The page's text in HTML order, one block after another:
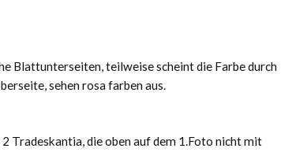
Blattunterseiten, teilweise scheint die Farbe durch
sehen rosa farben aus.
Tradeskantia, die oben auf dem 1.Foto nicht mit